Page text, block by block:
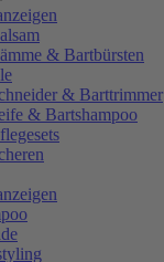
& Bartbürsten
& Barttrimmer
& Bartshampoo